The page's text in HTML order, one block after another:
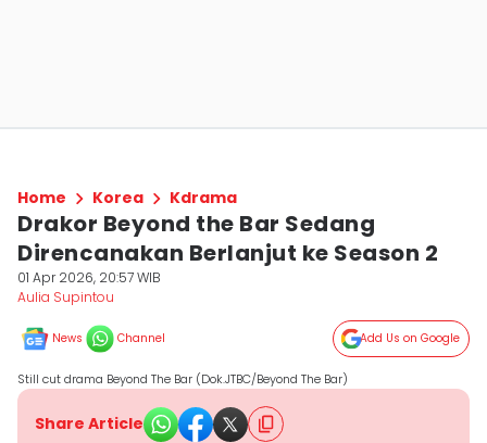
Home Korea Kdrama
Drakor Beyond the Bar Sedang
Direncanakan Berlanjut ke Season 2
01 Apr 2026, 20:57 WIB
Aulia Supintou
News Channel Add Us on Google
Still cut drama Beyond The Bar (Dok.JTBC/Beyond The Bar)
Share Article